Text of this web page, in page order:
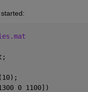
0 1100])